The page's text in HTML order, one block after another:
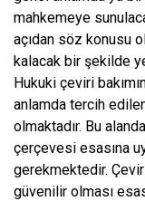
mahkemeye
açıdan söz konusu
kalacak bir şekilde
Hukuki çeviri
anlamda tercih
olmaktadır. Bu
çerçevesi esasına
gerekmektedir.
güvenilir olması